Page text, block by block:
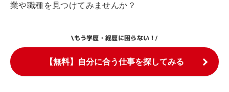
業や職種を見つけてみませんか？
\もう学歴・経歴に困らない！/
【無料】自分に合う仕事を探してみる